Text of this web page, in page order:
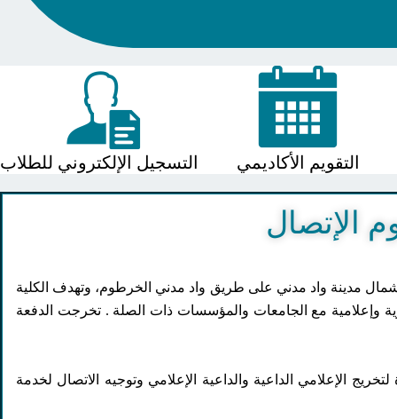
التقويم الأكاديمي التسجيل الإلكتروني للطلاب
الإتصال
الحليماب التي تبعد نحو (20) كلم شمال مدينة واد مدني على طريق واد مدني الخرطوم، وتهدف الكلية
وإعلامية مع الجامعات والمؤسسات ذات الصلة . تخرجت الدفعة
الإعلامي الداعية والداعية الإعلامي وتوجيه الاتصال لخدمة